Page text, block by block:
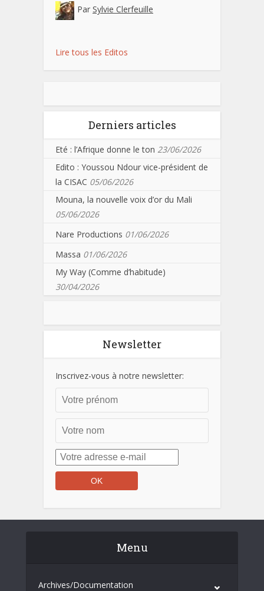
Par Sylvie Clerfeuille
Lire tous les Editos
Derniers articles
Eté : l’Afrique donne le ton 23/06/2026
Edito : Youssou Ndour vice-président de
la CISAC 05/06/2026
Mouna, la nouvelle voix d’or du Mali
05/06/2026
Nare Productions 01/06/2026
Massa 01/06/2026
My Way (Comme d’habitude)
30/04/2026
Newsletter
Inscrivez-vous à notre newsletter:
Menu
Archives/Documentation